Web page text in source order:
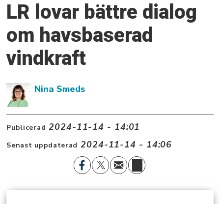
LR lovar bättre dialog
om havsbaserad
vindkraft
Nina Smeds
Publicerad 2024-11-14 - 14:01
Senast uppdaterad 2024-11-14 - 14:06